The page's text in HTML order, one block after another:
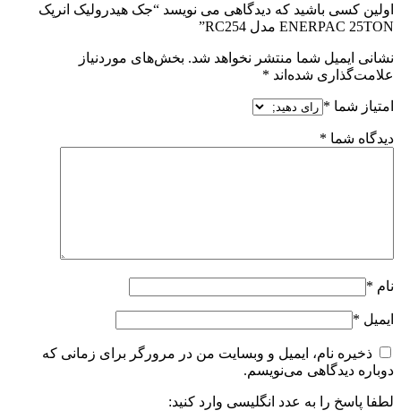
اولین کسی باشید که دیدگاهی می نویسد “جک هیدرولیک انرپک
ENERPAC 25TON مدل RC254”
نشانی ایمیل شما منتشر نخواهد شد. بخش‌های موردنیاز
علامت‌گذاری شده‌اند *
امتیاز شما *
دیدگاه شما *
نام *
ایمیل *
ذخیره نام، ایمیل و وبسایت من در مرورگر برای زمانی که
دوباره دیدگاهی می‌نویسم.
لطفا پاسخ را به عدد انگلیسی وارد کنید: